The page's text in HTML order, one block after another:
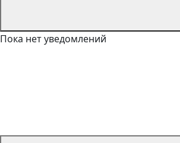
Пока нет уведомлений